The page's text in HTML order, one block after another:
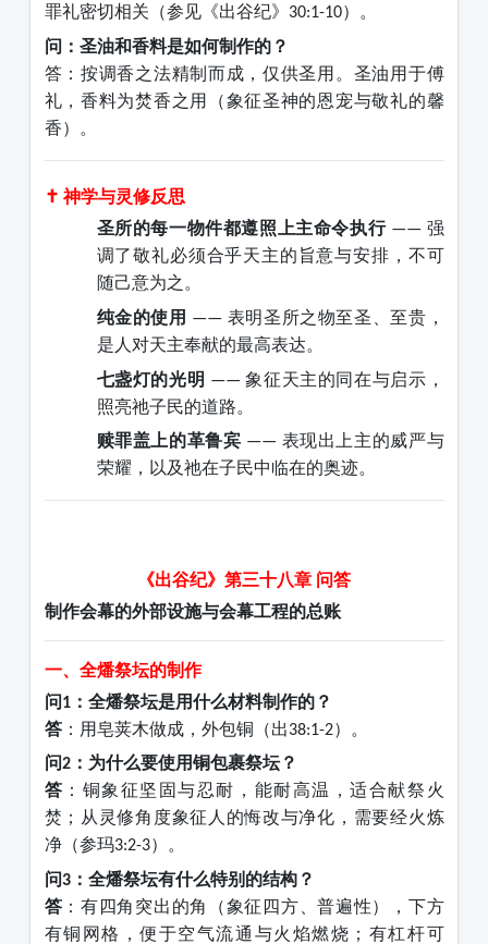
罪礼密切相关（参见《出谷纪》 30:1-10）。
问：圣油和香料是如何制作的？
答：按调香之法精制而成，仅供圣用。圣油用于傅
礼，香料为焚香之用（象征圣神的恩宠与敬礼的馨
香）。
✝️ 神学与灵修反思
圣所的每一物件都遵照上主命令执行 —— 强
调了敬礼必须合乎天主的旨意与安排，不可
随己意为之。
纯金的使用 —— 表明圣所之物至圣、至贵，
是人对天主奉献的最高表达。
七盏灯的光明 ——象征天主的同在与启示，
照亮祂子民的道路。
赎罪盖上的革鲁宾 —— 表现出上主的威严与
荣耀，以及祂在子民中临在的奥迹。
《出谷纪》第三十八章 问答
制作会幕的外部设施与会幕工程的总账
一、全燔祭坛的制作
问1：全燔祭坛是用什么材料制作的？
答：用皂荚木做成，外包铜（出38:1-2）。
问2：为什么要使用铜包裹祭坛？
答 ：铜象征坚固与忍耐，能耐高温，适合献祭火
焚；从灵修角度象征人的悔改与净化，需要经火炼
净（参玛3:2-3）。
问3：全燔祭坛有什么特别的结构？
答 ：有四角突出的角（象征四方、普遍性），下方
有铜网格，便于空气流通与火焰燃烧；有杠杆可